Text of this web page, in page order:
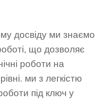
досвіду ми знаємо
що дозволяє
роботи на
ми з легкістю
під ключ у